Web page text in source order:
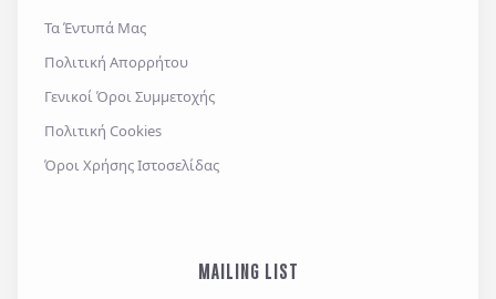
Τα Έντυπά Μας
Πολιτική Απορρήτου
Γενικοί Όροι Συμμετοχής
Πολιτική Cookies
Όροι Χρήσης Ιστοσελίδας
MAILING LIST